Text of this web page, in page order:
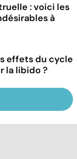
: voici les
à
effets du cycle
la libido ?